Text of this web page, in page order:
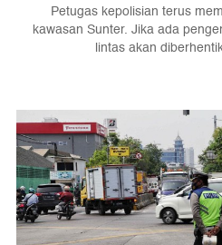
Petugas kepolisian terus
kawasan Sunter. Jika ada
lintas akan